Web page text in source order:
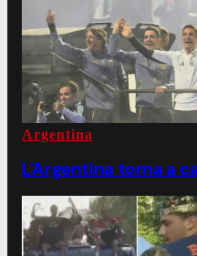
Argentina
L'Argentina torna a